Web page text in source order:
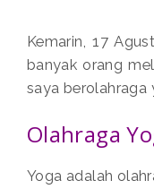
Kemarin, 17
banyak orang
saya berolahraga
Olahraga
Yoga adalah